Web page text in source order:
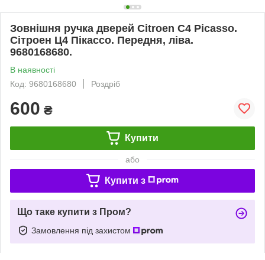
Зовнішня ручка дверей Citroen C4 Picasso.
Сітроен Ц4 Пікассо. Передня, ліва.
9680168680.
В наявності
Код: 9680168680
Роздріб
600 ₴
Купити
або
Купити з
Що таке купити з Пром?
Замовлення під захистом